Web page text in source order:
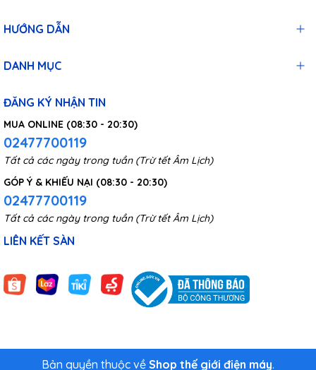
HƯỚNG DẪN
DANH MỤC
ĐĂNG KÝ NHẬN TIN
MUA ONLINE (08:30 - 20:30)
02477700119
Tất cả các ngày trong tuần (Trừ tết Âm Lịch)
GÓP Ý & KHIẾU NẠI (08:30 - 20:30)
02477700119
Tất cả các ngày trong tuần (Trừ tết Âm Lịch)
LIÊN KẾT SÀN
Bản quyền thuộc về Shop thế giới điện máy.